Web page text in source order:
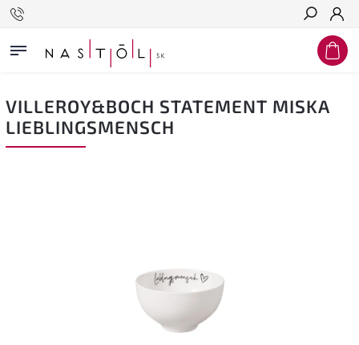
Hľadať
VILLEROY&BOCH STATEMENT MISKA
LIEBLINGSMENSCH